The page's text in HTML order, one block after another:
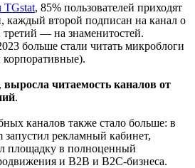
TGstat, 85% пользователей приходят
каждый второй подписан на канал о
— на знаменитостей.
больше стали читать микроблоги
выросла читаемость каналов от
.
каналов также стало больше: в
запустил рекламный кабинет,
площадку в полноценный
и B2B и B2C-бизнеса.